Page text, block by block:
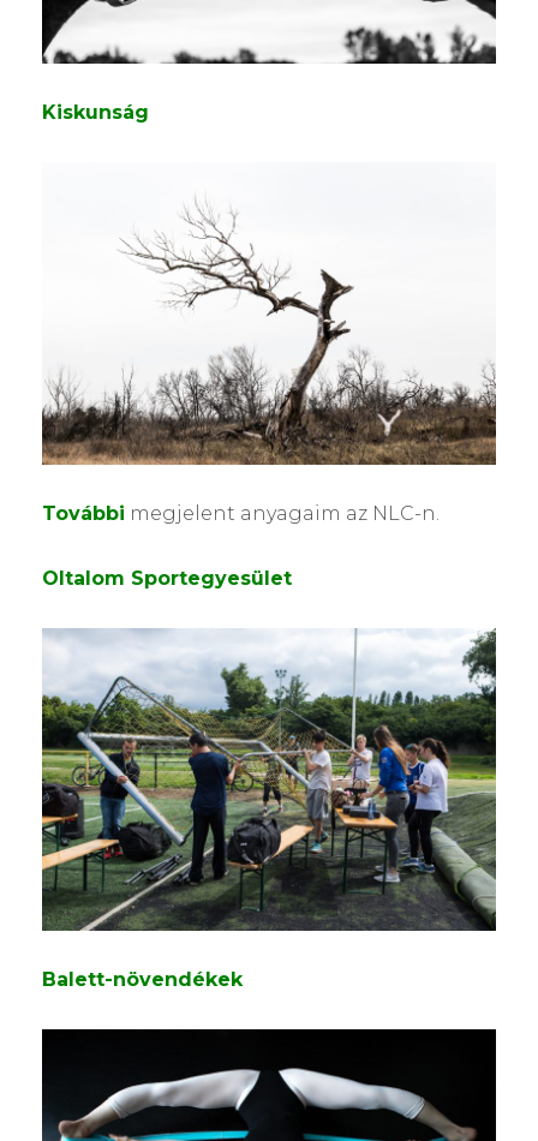
Kiskunság
További megjelent anyagaim az NLC-n.
Oltalom Sportegyesület
Balett-növendékek